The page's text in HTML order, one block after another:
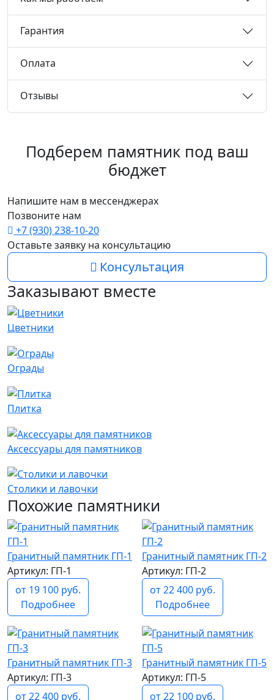
Гарантия
Оплата
Отзывы
Подберем памятник под ваш
бюджет
Напишите нам в мессенджерах
Позвоните нам
+7 (930) 238-10-20
Оставьте заявку на консультацию
Консультация
Заказывают вместе
Цветники
Ограды
Плитка
Аксессуары для памятников
Столики и лавочки
Похожие памятники
Гранитный памятник ГП-1
Артикул: ГП-1
от 19 100 руб.
Подробнее
Гранитный памятник ГП-2
Артикул: ГП-2
от 22 400 руб.
Подробнее
Гранитный памятник ГП-3
Артикул: ГП-3
от 22 400 руб.
Гранитный памятник ГП-5
Артикул: ГП-5
от 22 100 руб.